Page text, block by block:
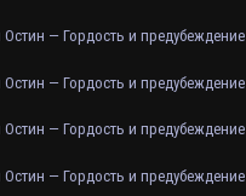
— Гордость и предубеждение
— Гордость и предубеждение
— Гордость и предубеждение
— Гордость и предубеждение